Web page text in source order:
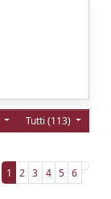
Tutti (113)
1 2 3 4 5 6